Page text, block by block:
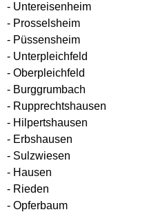
- Untereisenheim
- Prosselsheim
- Püssensheim
- Unterpleichfeld
- Oberpleichfeld
- Burggrumbach
- Rupprechtshausen
- Hilpertshausen
- Erbshausen
- Sulzwiesen
- Hausen
- Rieden
- Opferbaum